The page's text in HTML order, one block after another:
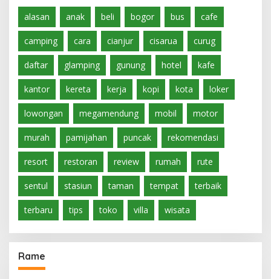
alasan anak beli bogor bus cafe
camping cara cianjur cisarua curug
daftar glamping gunung hotel kafe
kantor kereta kerja kopi kota loker
lowongan megamendung mobil motor
murah pamijahan puncak rekomendasi
resort restoran review rumah rute
sentul stasiun taman tempat terbaik
terbaru tips toko villa wisata
Rame